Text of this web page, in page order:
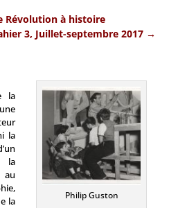
Révolution à histoire
3, Juillet-septembre 2017 →
Philip Guston
la
la
la
au
la